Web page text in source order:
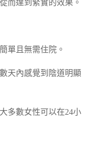
而達到緊實的效果。
單且無需住院。
天內感覺到陰道明顯
多數女性可以在24小